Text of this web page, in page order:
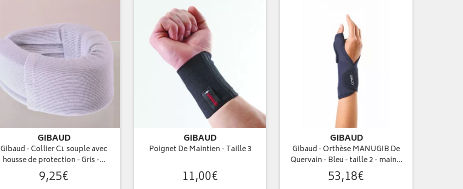
GIBAUD
Gibaud - Collier C1 souple avec
housse de protection - Gris -…
9,25€
GIBAUD
Poignet De Maintien - Taille 3
11,00€
GIBAUD
Gibaud - Orthèse MANUGIB De
Quervain - Bleu - taille 2 - main…
53,18€